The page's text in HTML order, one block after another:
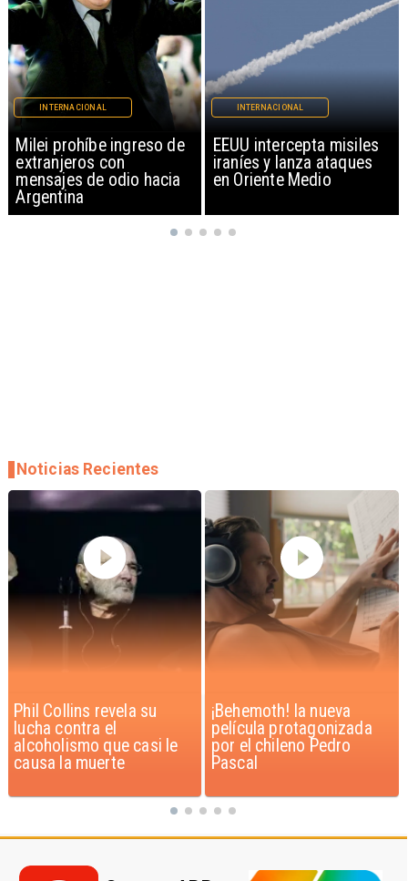
EEUU intercepta misiles
iraníes y lanza ataques
en Oriente Medio
INTERNACIONAL
Policía alemana abate a
sospechoso por ataque
'islamista' en Marcha del
INTERNACIONAL
¡Behemoth! la nueva
película protagonizada
por el chileno Pedro
Pascal
Ministra de Salud critica
proyecto “Escucha su
Corazón”
Noticias Recientes